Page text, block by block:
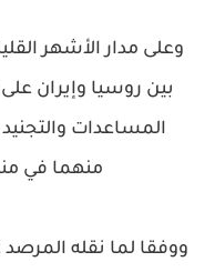
وعلى مدار الأشهر
بين روسيا وإيران
المساعدات
منهما في
ووفقا لما نقله